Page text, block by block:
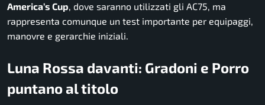
America’s Cup, dove saranno utilizzati gli AC75, ma
rappresenta comunque un test importante per equipaggi,
manovre e gerarchie iniziali.
Luna Rossa davanti: Gradoni e Porro
puntano al titolo